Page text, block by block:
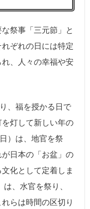
祭事「三元節」と
ぞれの日には特定
、人々の幸福や安
、福を授かる日で
灯して新しい年の
）は、地官を祭
日本の「お盆」の
化として定着しま
、水官を祭り、
らは時間の区切り